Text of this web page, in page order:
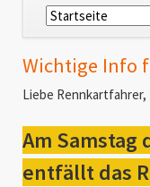
Navigation
überspringen
Wichtige Info
Liebe Rennkartfahrer,
Am Samstag
entfällt das